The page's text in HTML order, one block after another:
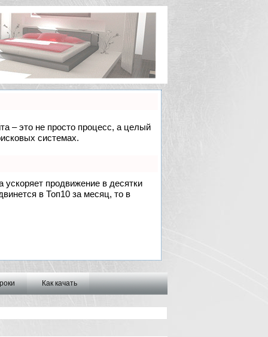
– это не просто процесс, а целый
системах.
ускоряет продвижение в десятки
в Топ10 за месяц, то в
Как качать